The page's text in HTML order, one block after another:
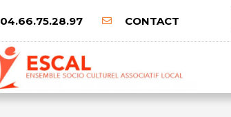
04.66.75.28.97 CONTACT